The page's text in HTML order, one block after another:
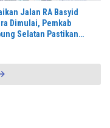
Jalan RA Basyid
Dimulai, Pemkab
Selatan Pastikan